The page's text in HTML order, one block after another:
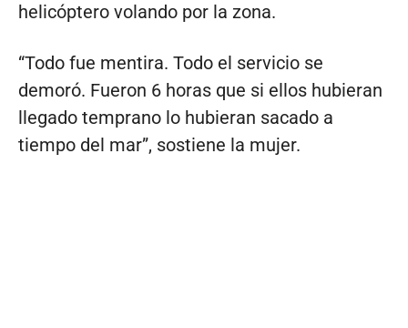
helicóptero volando por la zona.
“Todo fue mentira. Todo el servicio se
demoró. Fueron 6 horas que si ellos hubieran
llegado temprano lo hubieran sacado a
tiempo del mar”, sostiene la mujer.